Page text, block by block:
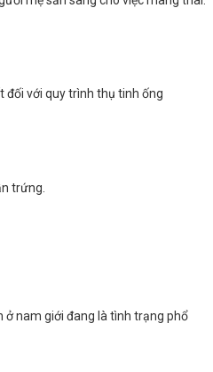
đối với quy trình thụ tinh ống
trứng.
ở nam giới đang là tình trạng phổ